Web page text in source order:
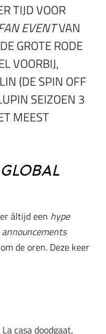
TIJD VOOR
EVENTVAN
GROTE RODE
VOORBIJ,
(DE SPIN OFF
SEIZOEN 3
MEEST
Global
áltijd een hype
announcements
de oren. Deze keer
casa doodgaat,